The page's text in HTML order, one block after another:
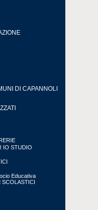
DI CAPANNOLI
IO STUDIO
Educativa
SCOLASTICI